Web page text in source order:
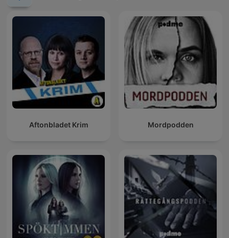
Aftonbladet Krim Mordpodden